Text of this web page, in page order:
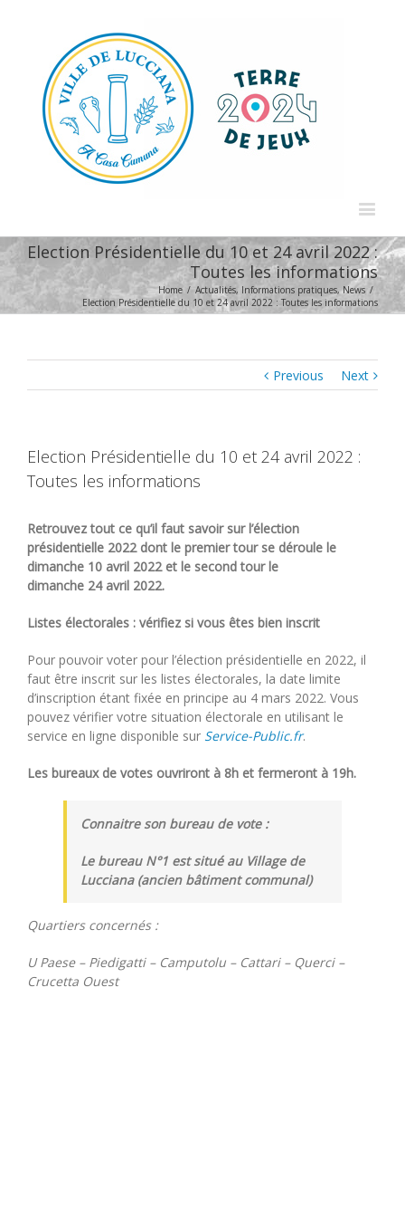
Election Présidentielle du 10 et 24 avril 2022 :
Toutes les informations
Home / Actualités, Informations pratiques,News /
Election Présidentielle du 10 et 24 avril 2022 : Toutes les informations
Previous Next
Election Présidentielle du 10 et 24 avril 2022 :
Toutes les informations
Retrouvez tout ce qu’il faut savoir sur l’élection
présidentielle 2022 dont le premier tour se déroule le
dimanche 10 avril 2022 et le second tour le
dimanche 24 avril 2022.
Listes électorales : vérifiez si vous êtes bien inscrit
Pour pouvoir voter pour l’élection présidentielle en 2022, il
faut être inscrit sur les listes électorales, la date limite
d’inscription étant fixée en principe au 4 mars 2022. Vous
pouvez vérifier votre situation électorale en utilisant le
service en ligne disponible sur Service-Public.fr.
Les bureaux de votes ouvriront à 8h et fermeront à 19h.
Connaitre son bureau de vote :
Le bureau N°1 est situé au Village de
Lucciana (ancien bâtiment communal)
Quartiers concernés :
U Paese – Piedigatti – Camputolu – Cattari – Querci –
Crucetta Ouest